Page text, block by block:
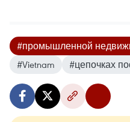
#промышленной
#Vietnam
#цепочках